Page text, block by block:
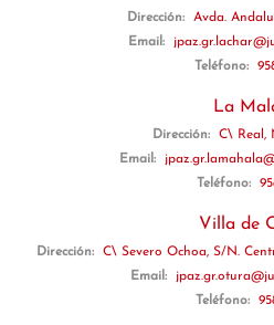
Dirección:
Avda.
Email:
Teléfono:
La
Dirección:
C\ Real,
Email:
Teléfono:
Villa de
Dirección:
C\ Severo Ochoa, S/N.
Email:
Teléfono: